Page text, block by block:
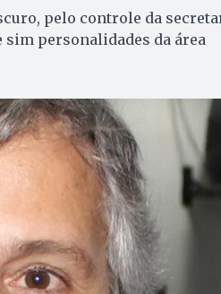
pelo controle da
sim personalidades da área